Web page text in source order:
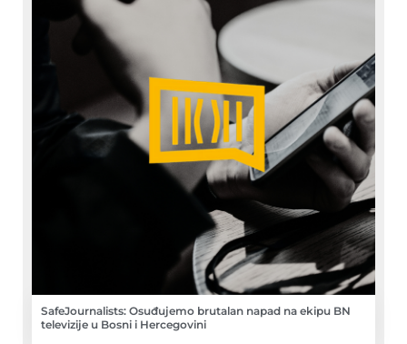
SafeJournalists: Osuđujemo brutalan napad na ekipu BN
televizije u Bosni i Hercegovini